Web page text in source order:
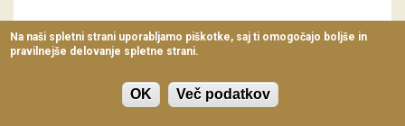
Predavanja
Delavnice
Vodeni ogledi
CN
Na naši spletni strani uporabljamo piškotke, saj ti omogočajo boljše in
pravilnejše delovanje spletne strani.
OK Več podatkov